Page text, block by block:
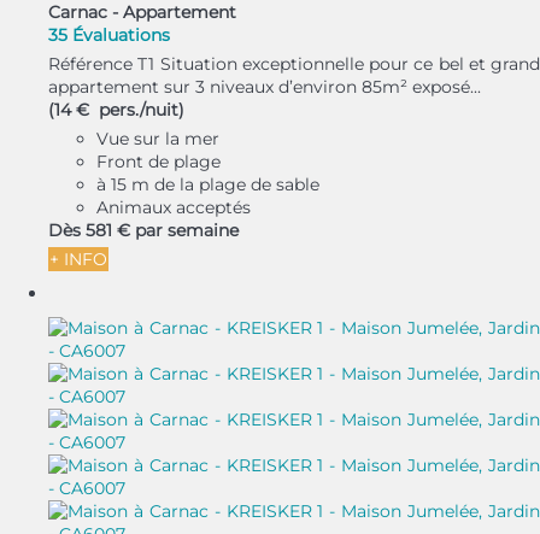
Carnac - Appartement
35 Évaluations
Référence T1 Situation exceptionnelle pour ce bel et grand
appartement sur 3 niveaux d’environ 85m² exposé...
(14 € pers./nuit)
Vue sur la mer
Front de plage
à 15 m de la plage de sable
Animaux acceptés
Dès 581 € par semaine
+ INFO